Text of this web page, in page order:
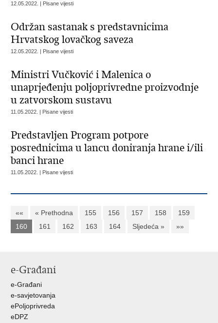
12.05.2022. | Pisane vijesti
Održan sastanak s predstavnicima
Hrvatskog lovačkog saveza
12.05.2022. | Pisane vijesti
Ministri Vučković i Malenica o
unaprjeđenju poljoprivredne proizvodnje
u zatvorskom sustavu
11.05.2022. | Pisane vijesti
Predstavljen Program potpore
posrednicima u lancu doniranja hrane i/ili
banci hrane
11.05.2022. | Pisane vijesti
«« « Prethodna 155 156 157 158
159
160
161 162 163 164 Sljedeća » »»
e-Građani
e-Građani
e-savjetovanja
ePoljoprivreda
eDPZ